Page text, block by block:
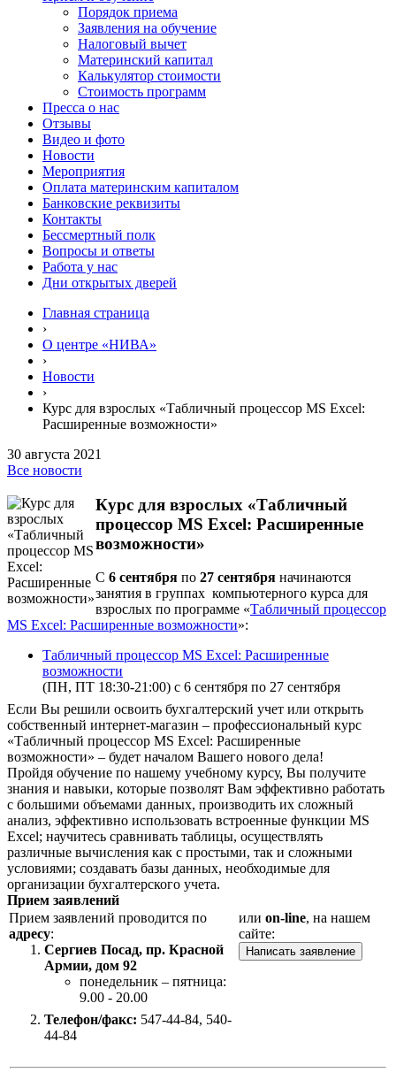
Порядок приема
Заявления на обучение
Налоговый вычет
Материнский капитал
Калькулятор стоимости
Стоимость программ
Пресса о нас
Отзывы
Видео и фото
Новости
Мероприятия
Оплата материнским капиталом
Банковские реквизиты
Контакты
Бессмертный полк
Вопросы и ответы
Работа у нас
Дни открытых дверей
Главная страница
›
О центре «НИВА»
›
Новости
›
Курс для взрослых «Табличный процессор MS Excel:
Расширенные возможности»
30 августа 2021
Все новости
Курс для взрослых «Табличный
процессор MS Excel: Расширенные
возможности»
С 6 сентября по 27 сентября начинаются
занятия в группах компьютерного курса для
взрослых по программе «Табличный процессор
MS Excel: Расширенные возможности»:
Табличный процессор MS Excel: Расширенные
возможности
(ПН, ПТ 18:30-21:00) с 6 сентября по 27 сентября
Если Вы решили освоить бухгалтерский учет или открыть
собственный интернет-магазин – профессиональный курс
«Табличный процессор MS Excel: Расширенные
возможности» – будет началом Вашего нового дела!
Пройдя обучение по нашему учебному курсу, Вы получите
знания и навыки, которые позволят Вам эффективно работать
с большими объемами данных, производить их сложный
анализ, эффективно использовать встроенные функции MS
Excel; научитесь сравнивать таблицы, осуществлять
различные вычисления как с простыми, так и сложными
условиями; создавать базы данных, необходимые для
организации бухгалтерского учета.
Прием заявлений
Прием заявлений проводится по
адресу:
Сергиев Посад, пр. Красной
Армии, дом 92
понедельник – пятница:
9.00 - 20.00
Телефон/факс: 547-44-84, 540-
44-84
или on-line, на нашем
сайте:
Написать заявление